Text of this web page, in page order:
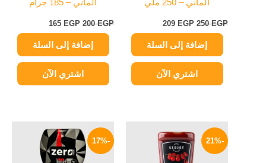
ألماني – 250 ملي
250EGP
209 EGP
إضافة إلى السلة
اشتري الآن
ألماني – 185 جرام
200EGP
165 EGP
إضافة إلى السلة
اشتري الآن
-21%
الأصلي
هو:
100 EGP.
الحالي
هو:
79 EGP.
-17%
الأصلي
هو:
210 EGP.
الحالي
هو:
174 EGP.